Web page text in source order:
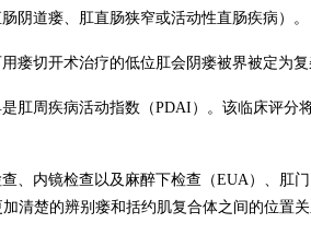
阴道瘘、肛直肠狭窄或活动性直肠疾病）。
瘘切开术治疗的低位肛会阴瘘被界被定为
肛周疾病活动指数（PDAI ）。该临床评分
、内镜检查以及麻醉下检查（EUA ）、肛
加清楚的辨别瘘和括约肌复合体之间的位置